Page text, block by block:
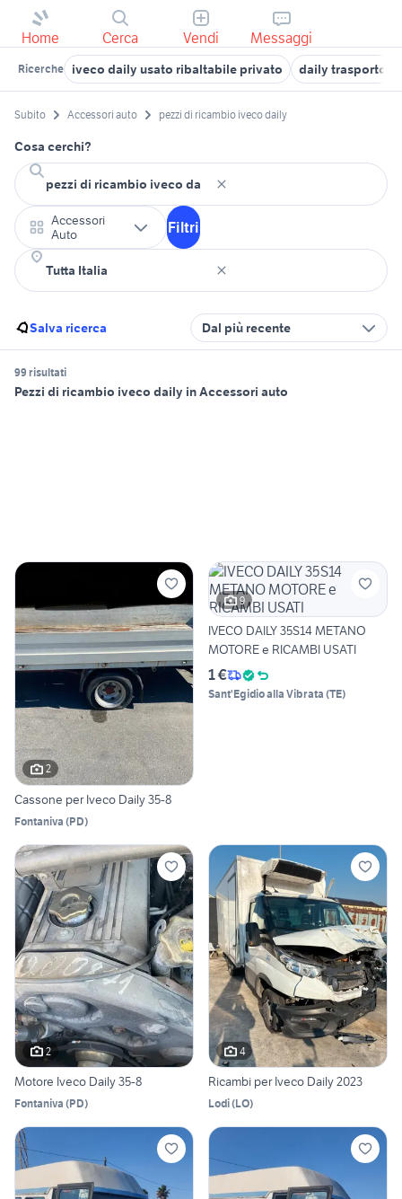
Home Cerca Vendi Messaggi
Ricerche iveco daily usato ribaltabile privato daily trasporto
Subito Accessori auto pezzi di ricambio iveco daily
Cosa cerchi?
Accessori
Auto
Filtri
Salva ricerca Dal più recente
99 risultati
Pezzi di ricambio iveco daily in Accessori auto
2
Cassone per Iveco Daily 35-8
Fontaniva (PD)
9
IVECO DAILY 35S14 METANO
MOTORE e RICAMBI USATI
1 €
Sant'Egidio alla Vibrata (TE)
2
Motore Iveco Daily 35-8
Fontaniva (PD)
4
Ricambi per Iveco Daily 2023
Lodi(LO)